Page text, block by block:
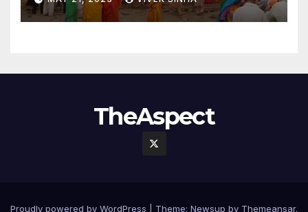
TheAspect
Proudly powered by WordPress Theme: Newsup by Themeansar.